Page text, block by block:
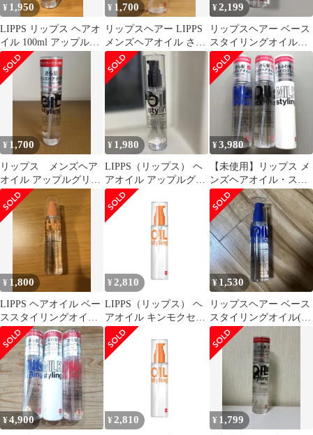
¥ 1,950
LIPPS リップス ヘアオ
イル 100ml アップルグ
リーン & ローズの香り
¥ 1,700
リップスヘアー LIPPS
メンズヘアオイル さら
髪 100ml
¥2,199
リップスヘアー ベース
スタイリングオイル
100ml
¥ 1,700
リップス メンズヘア
オイル アップルグリー
ン＆ローズの香り
¥ 1,980
LIPPS（リップス） ヘ
アオイル アップルグリ
ーン & ローズの香り
100ml
¥3,980
【未使用】リップス メ
ンズヘアオイル・スタ
イリングミルク 3本セ
ット
¥ 1,800
LIPPS ヘアオイル ベー
ススタイリングオイル
キンモクセイの香り
¥ 2,810
LIPPS（リップス） ヘ
アオイル キンモクセイ
の香り 100g メンズ 洗
い流さないトリートメ
ント レディース さら髪
つや髪 保湿 スタイリン
グ剤 [4.ヘアオイル（キ
¥ 1,530
リップスヘアー ベース
スタイリングオイル(ダ
メージ)
¥4,900 ¥ 2,810 ¥ 1,799